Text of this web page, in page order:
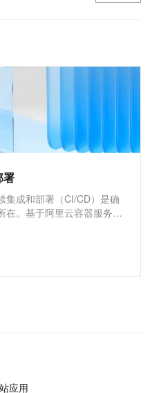
署
集成和部署（CI/CD）是确
在。基于阿里云容器服务
到应用部署的全流程自动
质量。
应用